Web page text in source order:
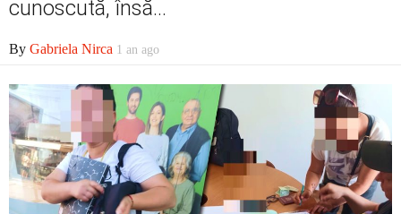
Economic
Contact
cunoscută, însă...
By Gabriela Nirca 1 an ago